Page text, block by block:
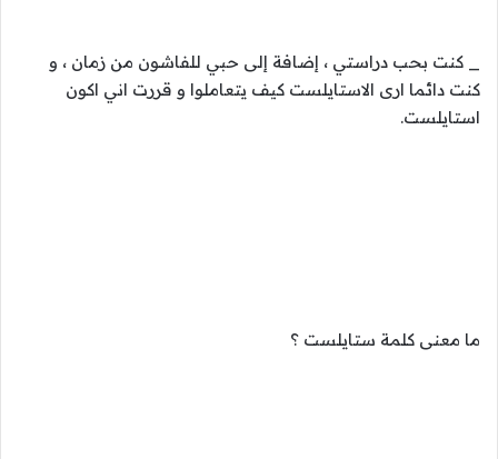
_ كنت بحب دراستي ، إضافة إلى حبي للفاشون من زمان ، و
كنت دائما ارى الاستايلست كيف يتعاملوا و قررت اني اكون
استايلست.
ما معنى كلمة ستايلست ؟